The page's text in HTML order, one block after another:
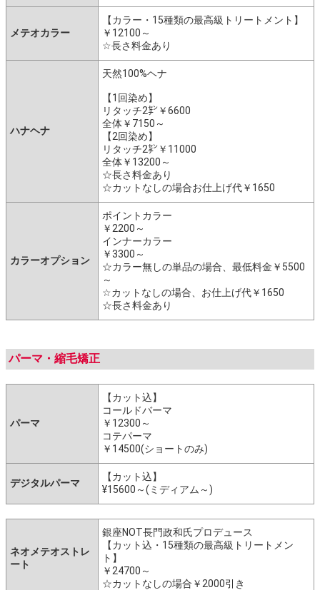
メテオカラー
【カラー・15種類の最高級トリートメント】
￥12100～
☆長さ料金あり
ハナヘナ
天然100%ヘナ
【1回染め】
リタッチ2㌢￥6600
全体￥7150～
【2回染め】
リタッチ2㌢￥11000
全体￥13200～
☆長さ料金あり
☆カットなしの場合お仕上げ代￥1650
カラーオプション
ポイントカラー
￥2200～
インナーカラー
￥3300～
☆カラー無しの単品の場合、最低料金￥5500
～
☆カットなしの場合、お仕上げ代￥1650
☆長さ料金あり
パーマ・縮毛矯正
パーマ
【カット込】
コールドバーマ
￥12300～
コテパーマ
￥14500(ショートのみ)
デジタルパーマ
【カット込】
¥15600～(ミディアム～)
ネオメテオストレ
ート
銀座NOT長門政和氏プロデュース
【カット込・15種類の最高級トリートメン
ト】
￥24700～
☆カットなしの場合￥2000引き